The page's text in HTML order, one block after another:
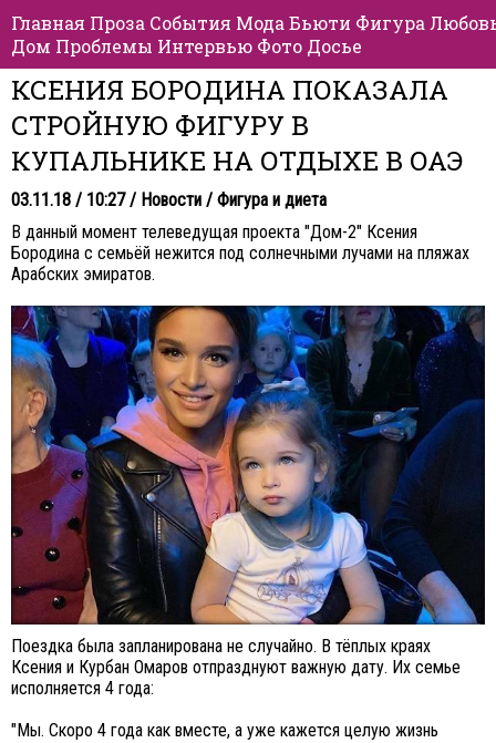
Главная Проза События Мода Бьюти Фигура
Дом Проблемы Интервью Фото Досье
КСЕНИЯ БОРОДИНА ПОКАЗАЛА
СТРОЙНУЮ ФИГУРУ В
КУПАЛЬНИКЕ НА ОТДЫХЕ В ОАЭ
03.11.18 / 10:27 / Новости / Фигура и диета
В данный момент телеведущая проекта "Дом-2" Ксения
Бородина с семьёй нежится под солнечными лучами на пляжах
Арабских эмиратов.
Поездка была запланирована не случайно. В тёплых краях
Ксения и Курбан Омаров отпразднуют важную дату. Их семье
исполняется 4 года:
"Мы. Скоро 4 года как вместе, а уже кажется целую жизнь